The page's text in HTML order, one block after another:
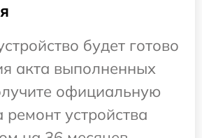
будет готово
акта выполненных
официальную
устройства